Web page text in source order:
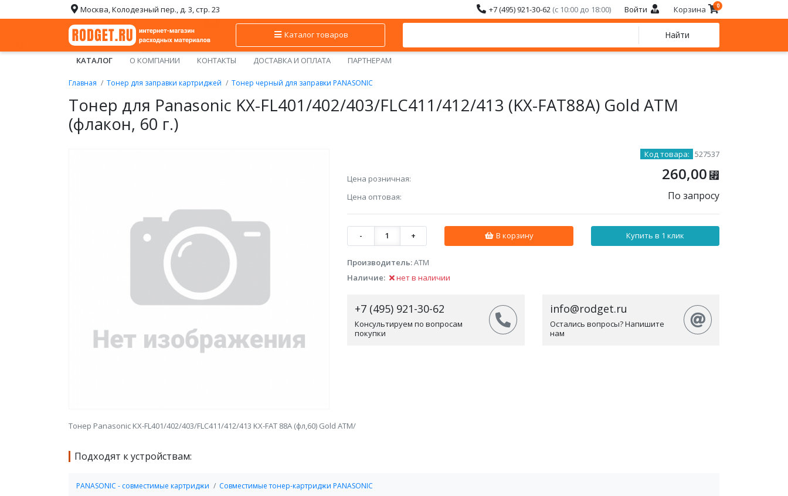
Москва, Колодезный пер., д. 3, стр. 23 +7 (495) 921-30-62 (с 10:00 до 18:00) Войти Корзина 0
Каталог товаров Найти
КАТАЛОГ О КОМПАНИИ КОНТАКТЫ ДОСТАВКА И ОПЛАТА ПАРТНЕРАМ
Главная Тонер для заправки картриджей Тонер черный для заправки PANASONIC
Тонер для Panasonic KX-FL401/402/403/FLC411/412/413 (KX-FAT88A) Gold АТМ
(флакон, 60 г.)
Код товара: 527537
Цена розничная: 260,00 ⃏
Цена оптовая: По запросу
- 1 + В корзину Купить в 1 клик
Производитель:АТМ
Наличие:
нет в наличии
+7 (495) 921-30-62
Консультируем по вопросам
покупки
info@rodget.ru
Остались вопросы? Напишите
нам
Тонер Panasonic KX-FL401/402/403/FLC411/412/413 KX-FAT 88A (фл,60) Gold АТМ/
Подходят к устройствам:
PANASONIC - cовместимые картриджи Совместимые тонер-картриджи PANASONIC